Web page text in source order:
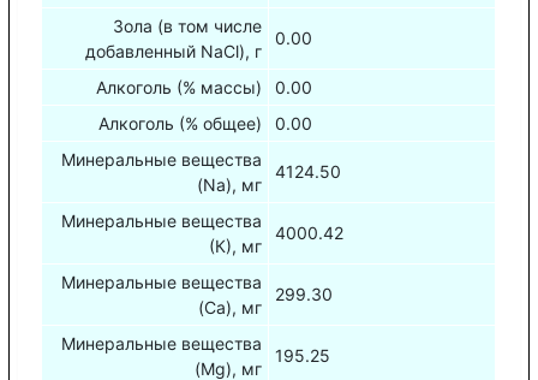
Зола (в том числе
добавленный NaCl), г
0.00
Алкоголь (% массы)
0.00
Алкоголь (% общее)
0.00
Минеральные вещества
(Na), мг
4124.50
Минеральные вещества
(К), мг
4000.42
Минеральные вещества
(Са), мг
299.30
Минеральные вещества
(Mg), мг
195.25